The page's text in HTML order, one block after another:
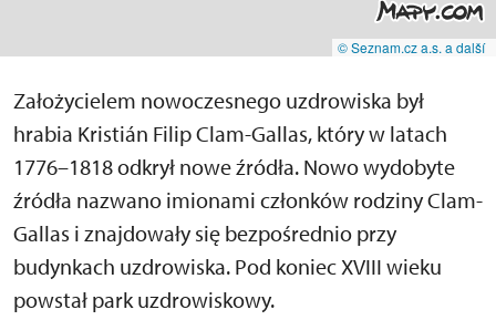
© Seznam.cz a.s. a další
Założycielem nowoczesnego uzdrowiska był
hrabia Kristián Filip Clam-Gallas, który w latach
1776–1818 odkrył nowe źródła. Nowo wydobyte
źródła nazwano imionami członków rodziny Clam-
Gallas i znajdowały się bezpośrednio przy
budynkach uzdrowiska. Pod koniec XVIII wieku
powstał park uzdrowiskowy.